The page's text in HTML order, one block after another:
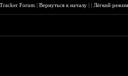
Forum |Вернуться к началу ||Лёгкий